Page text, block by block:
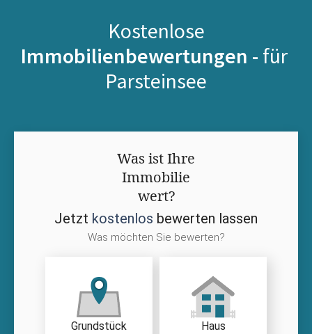
Kostenlose
Immobilienbewertungen - für
Parsteinsee
Was ist Ihre
Immobilie
wert?
Jetzt kostenlos bewerten lassen
Was möchten Sie bewerten?
Grundstück Haus